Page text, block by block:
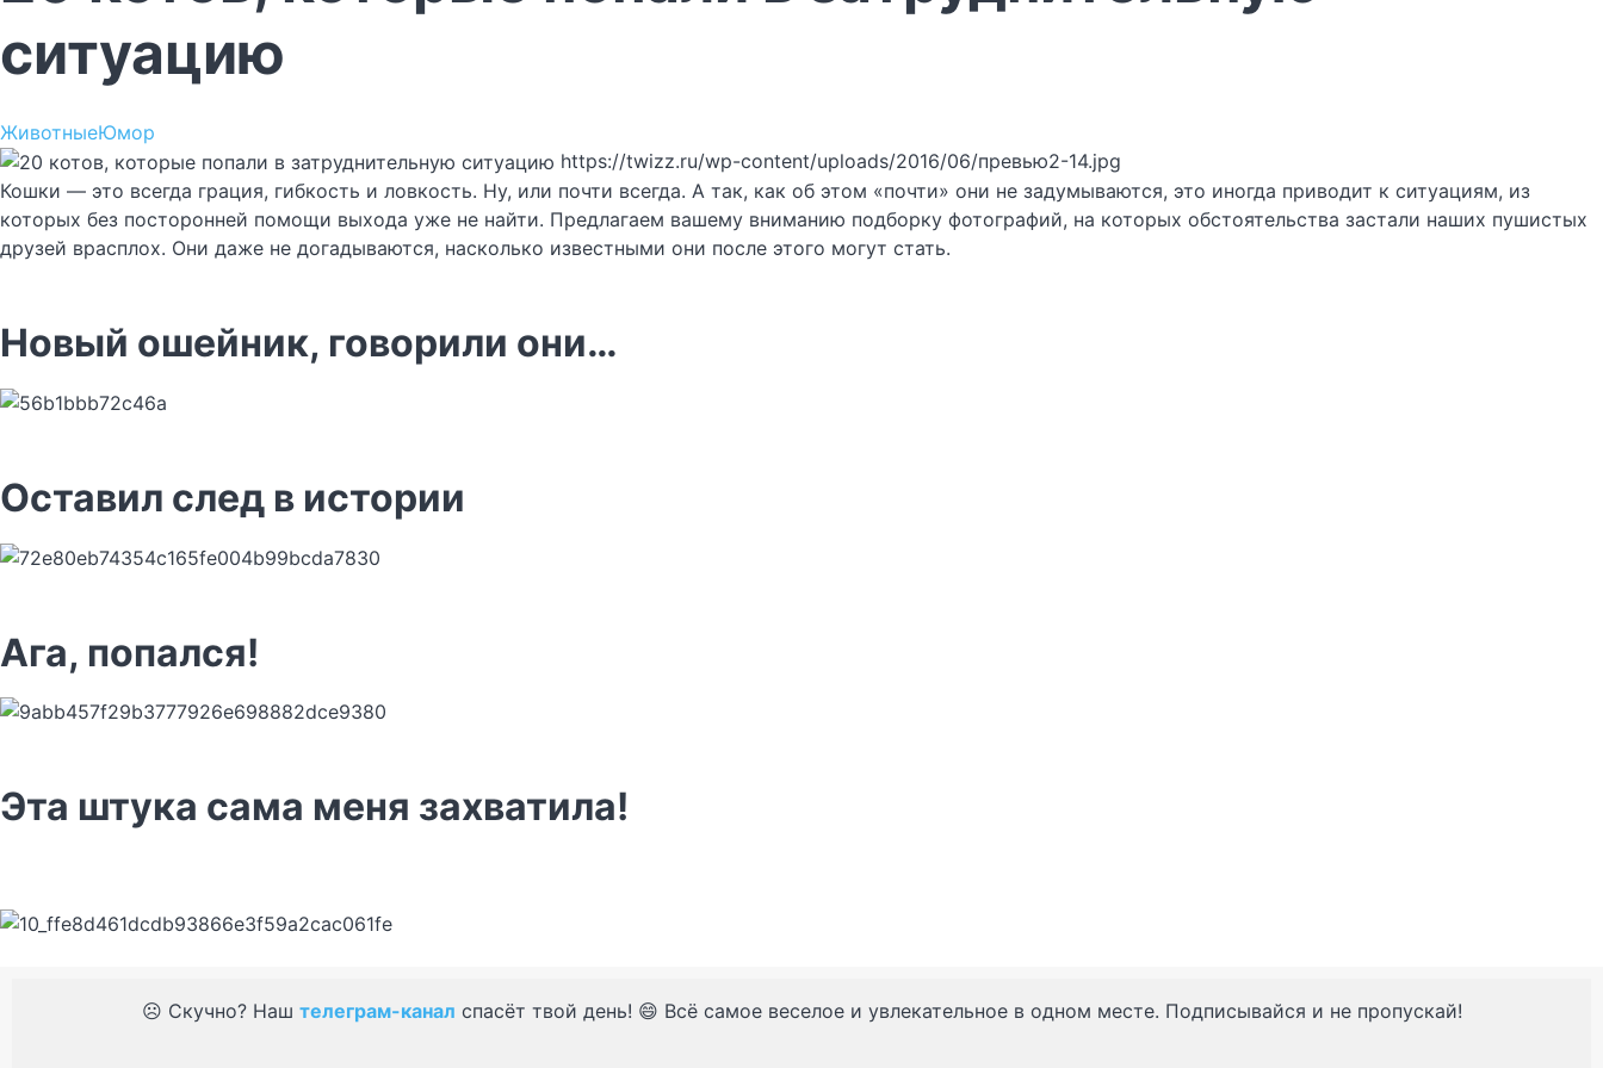
ситуацию
ЖивотныеЮмор
https://twizz.ru/wp-content/uploads/2016/06/превью2-14.jpg
Кошки — это всегда грация, гибкость и ловкость. Ну, или почти всегда. А так, как об этом «почти» они не задумываются, это иногда приводит к ситуациям, из
которых без посторонней помощи выхода уже не найти. Предлагаем вашему вниманию подборку фотографий, на которых обстоятельства застали наших пушистых
друзей врасплох. Они даже не догадываются, насколько известными они после этого могут стать.
Новый ошейник, говорили они…
Оставил след в истории
Ага, попался!
Эта штука сама меня захватила!
☹️ Скучно? Наш телеграм-канал спасёт твой день! 😄 Всё самое веселое и увлекательное в одном месте. Подписывайся и не пропускай!